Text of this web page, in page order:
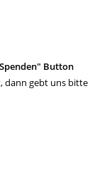
Button
dann gebt uns bitte